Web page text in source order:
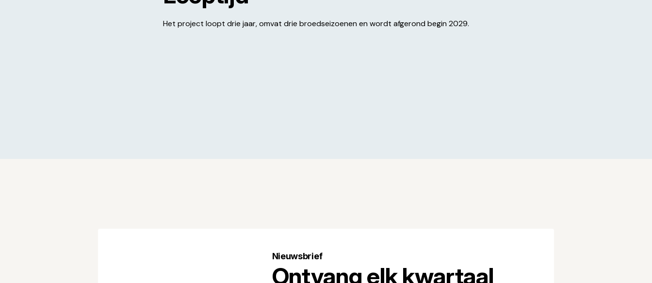
Het project loopt drie jaar, omvat drie broedseizoenen en wordt afgerond begin 2029.
Nieuwsbrief
Ontvang elk kwartaal